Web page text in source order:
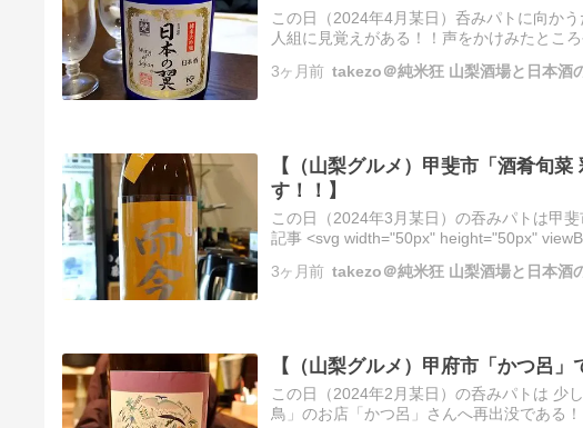
この日（2024年4月某日）呑みパトに向か
人組に見覚えがある！！声をかけみたとこ
3ヶ月前 takezo＠純米狂 山梨酒場と日本酒
【（山梨グルメ）甲斐市「酒肴旬
す！！】
この日（2024年3月某日）の吞みパトは甲
記事 <svg width="50px" height="50px"
3ヶ月前 takezo＠純米狂 山梨酒場と日本酒
【（山梨グルメ）甲府市「かつ呂」
この日（2024年2月某日）の呑みパトは 少
鳥」のお店「かつ呂」さんへ再出没である